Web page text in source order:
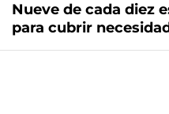
Nueve de cada diez
para cubrir